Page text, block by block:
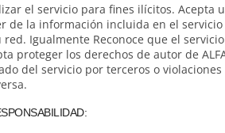
el servicio para fines ilícitos. Acepta
la información incluida en el servicio
Igualmente Reconoce que el
proteger los derechos de autor de
del servicio por terceros o